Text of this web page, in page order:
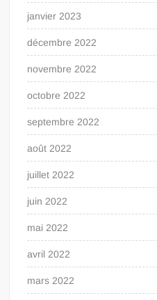
janvier 2023
décembre 2022
novembre 2022
octobre 2022
septembre 2022
août 2022
juillet 2022
juin 2022
mai 2022
avril 2022
mars 2022